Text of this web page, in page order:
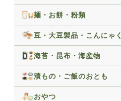
麺・お餅・粉類
豆・大豆製品・こんにゃく
海苔・昆布・海産物
漬もの・ご飯のおとも
おやつ